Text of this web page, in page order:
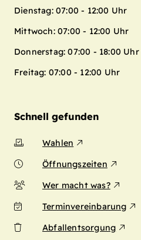
Dienstag: 07:00 - 12:00 Uhr
Mittwoch: 07:00 - 12:00 Uhr
Donnerstag: 07:00 - 18:00 Uhr
Freitag: 07:00 - 12:00 Uhr
Schnell gefunden
Wahlen
Öffnungszeiten
Wer macht was?
Terminvereinbarung
Abfallentsorgung